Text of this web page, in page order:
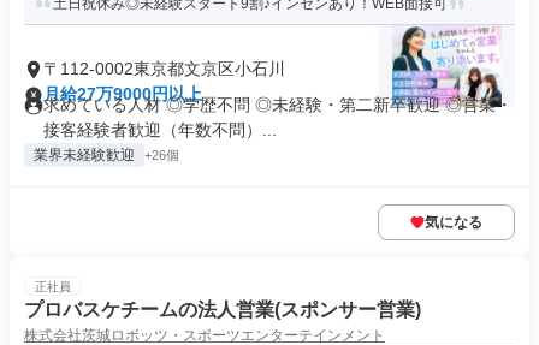
土日祝休み◎未経験スタート9割♪インセンあり！WEB面接可
〒112-0002東京都文京区小石川
月給27万9000円以上
求めている人材 ◎学歴不問 ◎未経験・第二新卒歓迎 ◎営業・
接客経験者歓迎（年数不問）...
業界未経験歓迎 +26個
気になる
正社員
プロバスケチームの法人営業(スポンサー営業)
株式会社茨城ロボッツ・スポーツエンターテインメント